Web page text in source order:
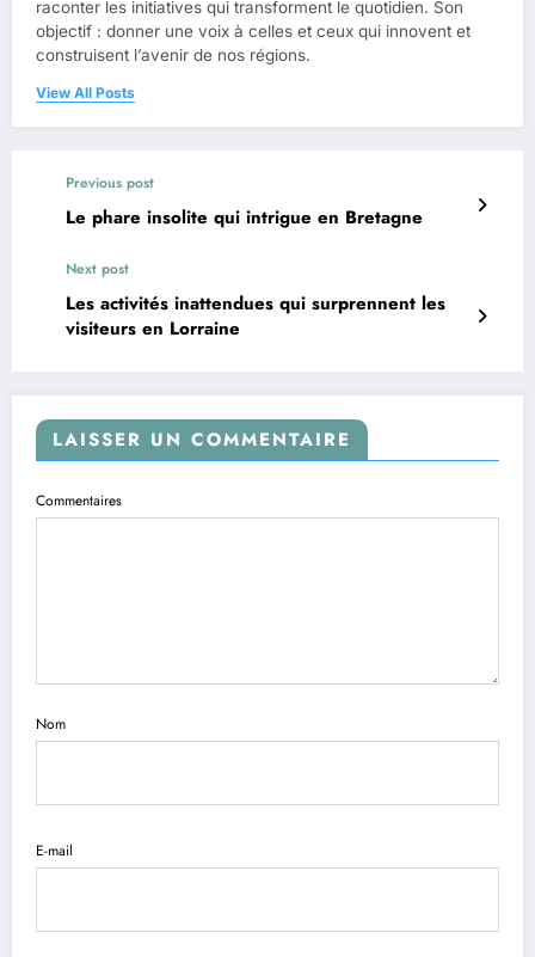
raconter les initiatives qui transforment le quotidien. Son
objectif : donner une voix à celles et ceux qui innovent et
construisent l’avenir de nos régions.
View All Posts
Previous post
Le phare insolite qui intrigue en Bretagne
Next post
Les activités inattendues qui surprennent les
visiteurs en Lorraine
LAISSER UN COMMENTAIRE
Commentaires
Nom
E-mail